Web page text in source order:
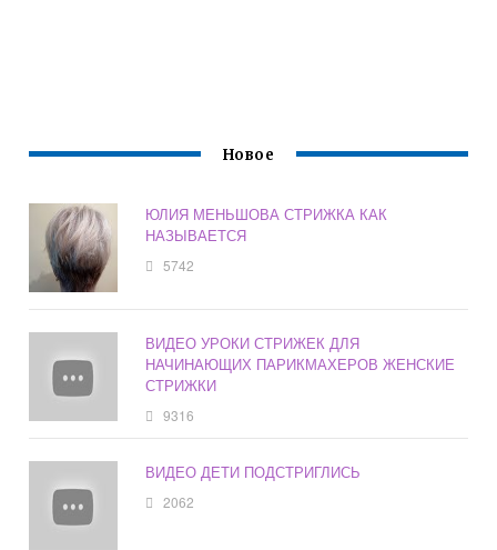
Новое
ЮЛИЯ МЕНЬШОВА СТРИЖКА КАК
НАЗЫВАЕТСЯ
5742
ВИДЕО УРОКИ СТРИЖЕК ДЛЯ
НАЧИНАЮЩИХ ПАРИКМАХЕРОВ ЖЕНСКИЕ
СТРИЖКИ
9316
ВИДЕО ДЕТИ ПОДСТРИГЛИСЬ
2062